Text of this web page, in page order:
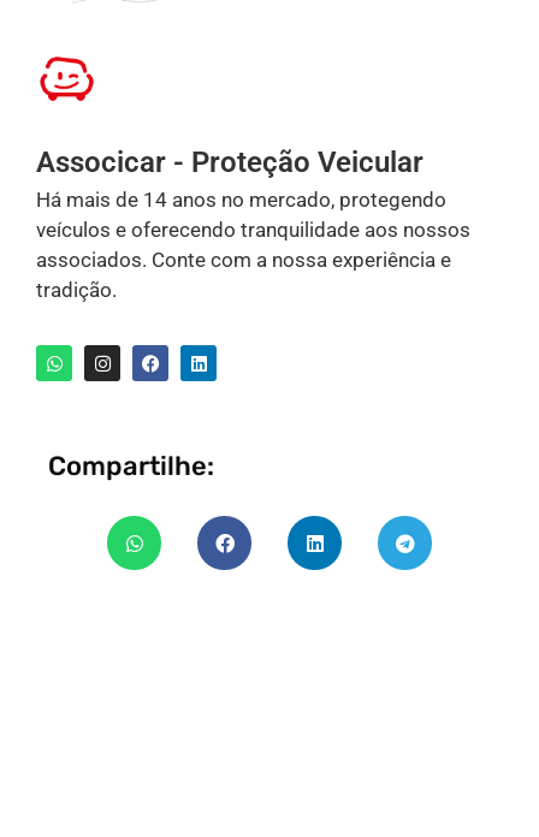
Associcar - Proteção Veicular
Há mais de 14 anos no mercado, protegendo
veículos e oferecendo tranquilidade aos nossos
associados. Conte com a nossa experiência e
tradição.
Compartilhe: